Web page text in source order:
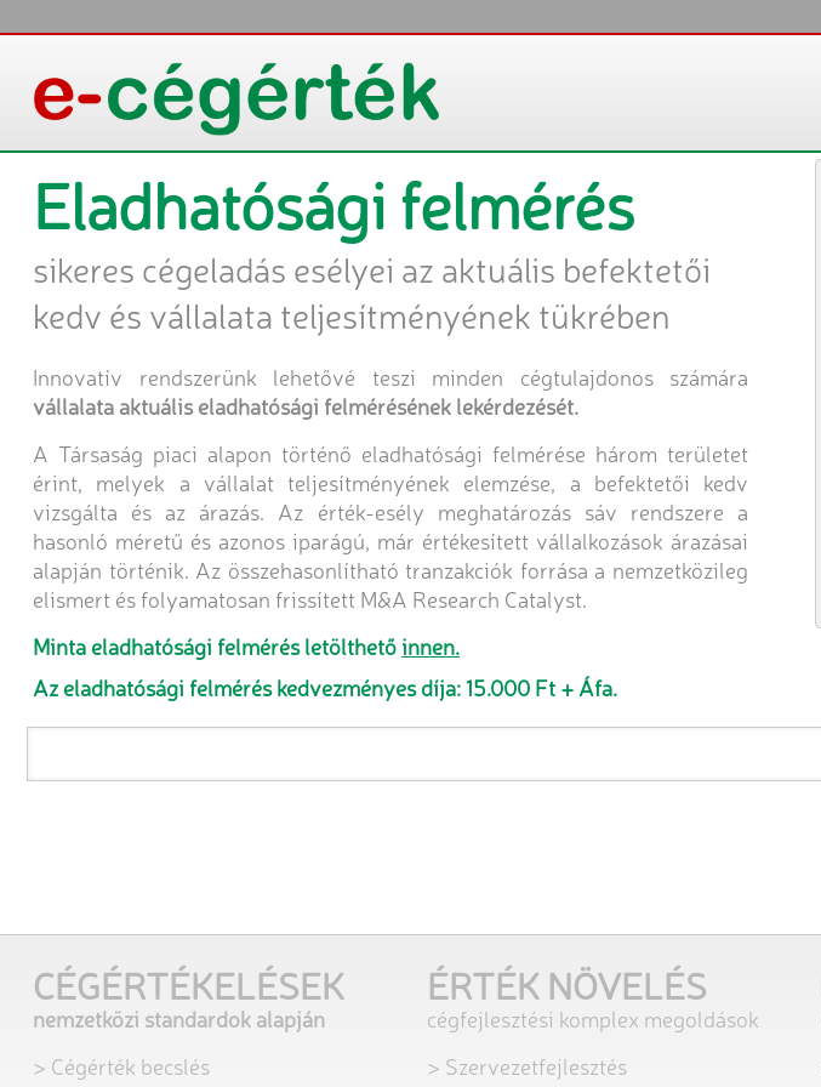
Eladhatósági felmérés
sikeres cégeladás esélyei az aktuális befektetői
kedv és vállalata teljesítményének tükrében
Innovatív rendszerünk lehetővé teszi minden cégtulajdonos számára
vállalata aktuális eladhatósági felmérésének lekérdezését.
A Társaság piaci alapon történő eladhatósági felmérése három területet
érint, melyek a vállalat teljesítményének elemzése, a befektetői kedv
vizsgálta és az árazás. Az érték-esély meghatározás sáv rendszere a
hasonló méretű és azonos iparágú, már értékesített vállalkozások árazásai
alapján történik. Az összehasonlítható tranzakciók forrása a nemzetközileg
elismert és folyamatosan frissített M&A Research Catalyst.
Minta eladhatósági felmérés letölthető innen.
Az eladhatósági felmérés kedvezményes díja: 15.000 Ft + Áfa.
CÉGÉRTÉKELÉSEK
nemzetközi standardok alapján
> Cégérték becslés
ÉRTÉK NÖVELÉS
cégfejlesztési komplex megoldások
> Szervezetfejlesztés